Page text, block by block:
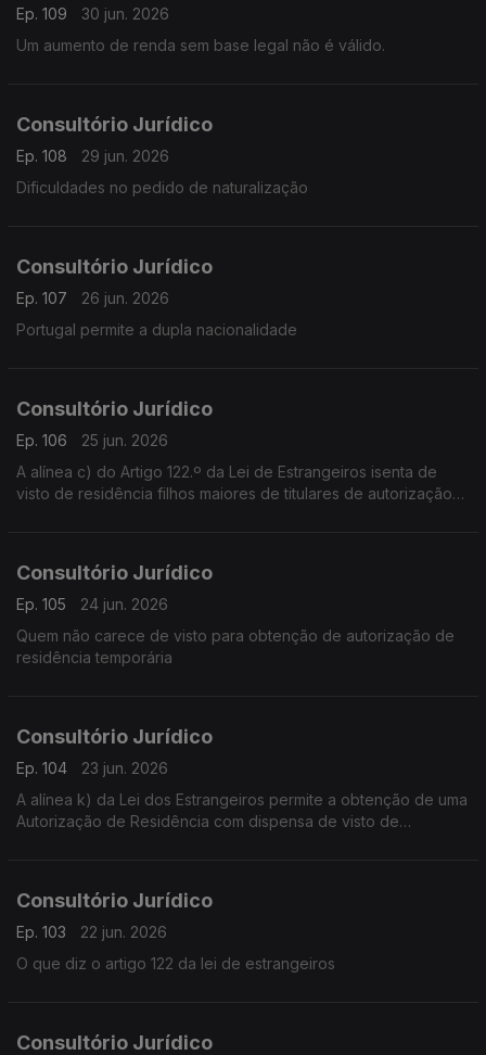
Ep. 109
30 jun. 2026
Um aumento de renda sem base legal não é válido.
Consultório Jurídico
Ep. 108
29 jun. 2026
Dificuldades no pedido de naturalização
Consultório Jurídico
Ep. 107
26 jun. 2026
Portugal permite a dupla nacionalidade
Consultório Jurídico
Ep. 106
25 jun. 2026
A alínea c) do Artigo 122.º da Lei de Estrangeiros isenta de
visto de residência filhos maiores de titulares de autorização
Consultório Jurídico
Ep. 105
24 jun. 2026
Quem não carece de visto para obtenção de autorização de
residência temporária
Consultório Jurídico
Ep. 104
23 jun. 2026
A alínea k) da Lei dos Estrangeiros permite a obtenção de uma
Autorização de Residência com dispensa de visto de
Consultório Jurídico
Ep. 103
22 jun. 2026
O que diz o artigo 122 da lei de estrangeiros
Consultório Jurídico